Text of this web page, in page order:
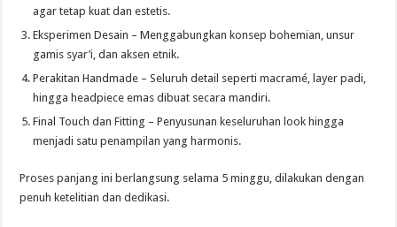
agar tetap kuat dan estetis.
⁠⁠Eksperimen Desain – Menggabungkan konsep bohemian, unsur
gamis syar’i, dan aksen etnik.
Perakitan Handmade – Seluruh detail seperti macramé, layer padi,
hingga headpiece emas dibuat secara mandiri.
⁠⁠Final Touch dan Fitting – Penyusunan keseluruhan look hingga
menjadi satu penampilan yang harmonis.
Proses panjang ini berlangsung selama 5 minggu, dilakukan dengan
penuh ketelitian dan dedikasi.